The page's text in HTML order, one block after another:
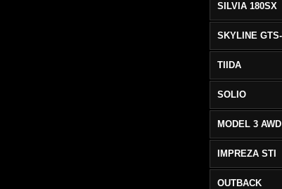
SILVIA 180SX
TIIDA
SOLIO
MODEL 3 AWD
IMPREZA STI
OUTBACK